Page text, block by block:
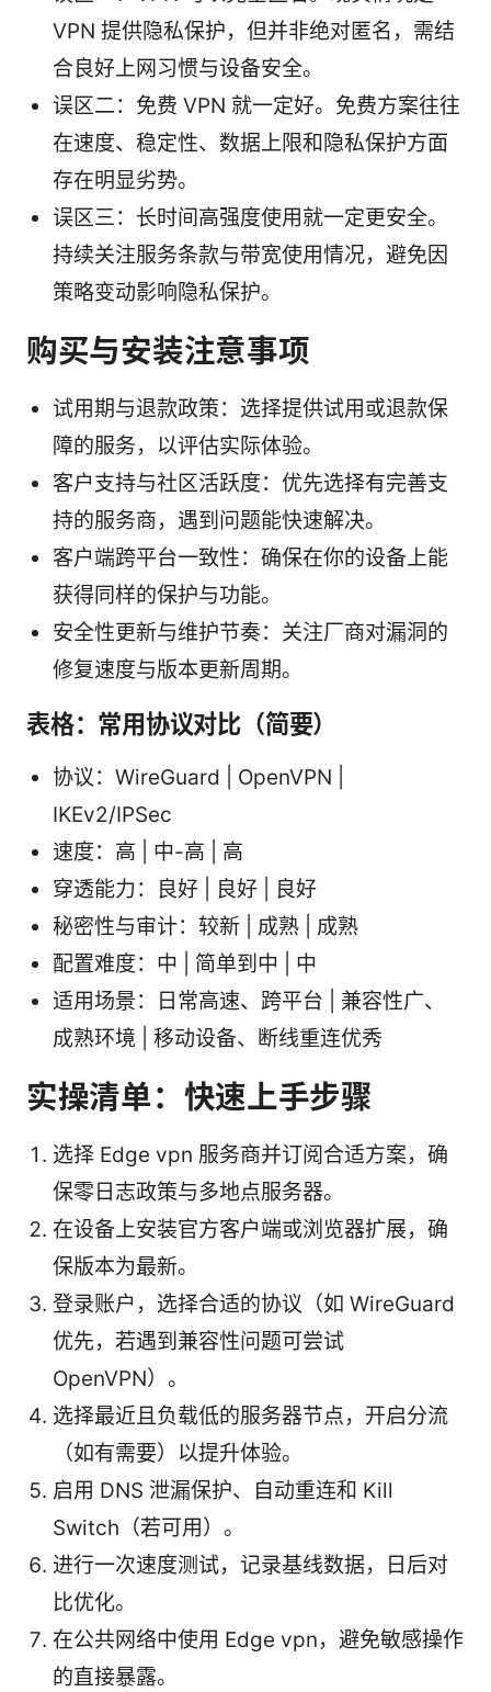
VPN 提供隐私保护，但并非绝对匿名，需结
合良好上网习惯与设备安全。
误区二：免费 VPN 就一定好。免费方案往往
在速度、稳定性、数据上限和隐私保护方面
存在明显劣势。
误区三：长时间高强度使用就一定更安全。
持续关注服务条款与带宽使用情况，避免因
策略变动影响隐私保护。
购买与安装注意事项
试用期与退款政策：选择提供试用或退款保
障的服务，以评估实际体验。
客户支持与社区活跃度：优先选择有完善支
持的服务商，遇到问题能快速解决。
客户端跨平台一致性：确保在你的设备上能
获得同样的保护与功能。
安全性更新与维护节奏：关注厂商对漏洞的
修复速度与版本更新周期。
表格：常用协议对比（简要）
协议：WireGuard | OpenVPN |
IKEv2/IPSec
速度：高 | 中-高 | 高
穿透能力：良好 | 良好 | 良好
秘密性与审计：较新 | 成熟 | 成熟
配置难度：中 | 简单到中 | 中
适用场景：日常高速、跨平台 | 兼容性广、
成熟环境 | 移动设备、断线重连优秀
实操清单：快速上手步骤
选择 Edge vpn 服务商并订阅合适方案，确
保零日志政策与多地点服务器。
在设备上安装官方客户端或浏览器扩展，确
保版本为最新。
登录账户，选择合适的协议（如 WireGuard
优先，若遇到兼容性问题可尝试
OpenVPN）。
选择最近且负载低的服务器节点，开启分流
（如有需要）以提升体验。
启用 DNS 泄漏保护、自动重连和 Kill
Switch（若可用）。
进行一次速度测试，记录基线数据，日后对
比优化。
在公共网络中使用 Edge vpn，避免敏感操作
的直接暴露。